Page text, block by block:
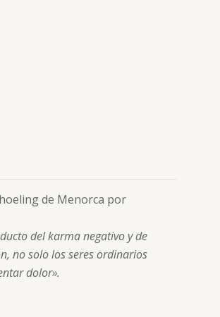
de Menorca por
del karma negativo y de
no solo los seres ordinarios
dolor».